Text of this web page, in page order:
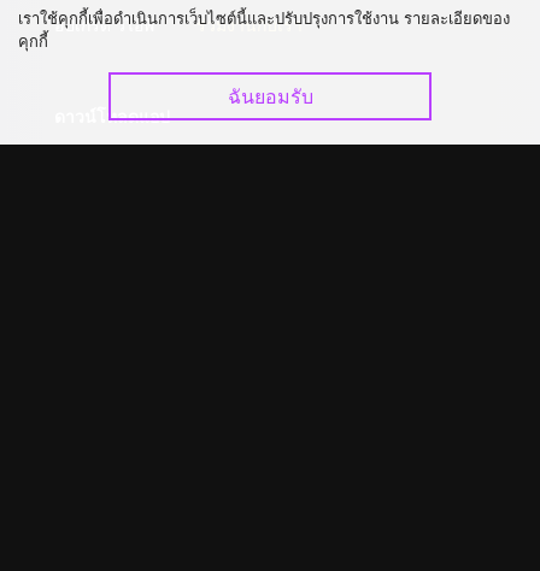
อัปเกรด วีไอพี
ร่วมงานกับเรา
ดาวน์โหลดแอป
เราใช้คุกกี้เพื่อดำเนินการเว็บไซต์นี้และปรับปรุงการใช้งาน รายละเอียดของ
คุกกี้
ฉันยอมรับ